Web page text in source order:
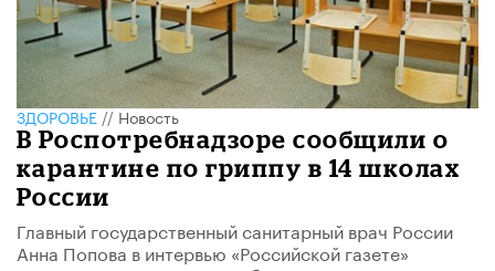
ЗДОРОВЬЕ//Новость
В Роспотребнадзоре сообщили о
карантине по гриппу в 14 школах
России
Главный государственный санитарный врач России
Анна Попова в интервью «Российской газете»